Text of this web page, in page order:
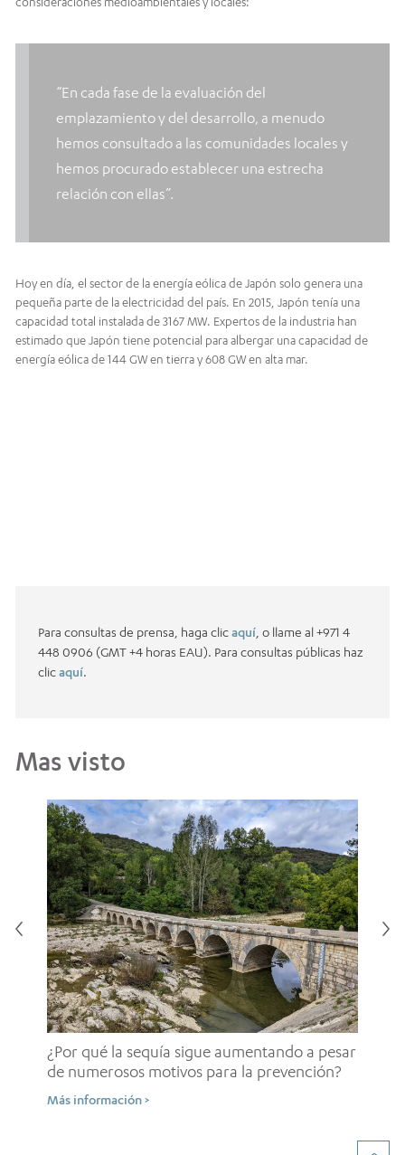
“En cada fase de la evaluación del
emplazamiento y del desarrollo, a menudo
hemos consultado a las comunidades locales y
hemos procurado establecer una estrecha
relación con ellas”.
Hoy en día, el sector de la energía eólica de Japón solo genera una
pequeña parte de la electricidad del país. En 2015, Japón tenía una
capacidad total instalada de 3167 MW. Expertos de la industria han
estimado que Japón tiene potencial para albergar una capacidad de
energía eólica de 144 GW en tierra y 608 GW en alta mar.
Para consultas de prensa, haga clicaquí , o llame al +971 4
448 0906 (GMT +4 horas EAU). Para consultas públicas haz
clicaquí.
Mas visto
¿Por qué la sequía sigue aumentando a pesar
de numerosos motivos para la prevención?
Más información >